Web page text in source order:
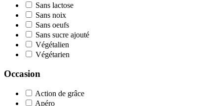
Sans lactose
Sans noix
Sans oeufs
Sans sucre ajouté
Végétalien
Végétarien
Occasion
Action de grâce
Apéro